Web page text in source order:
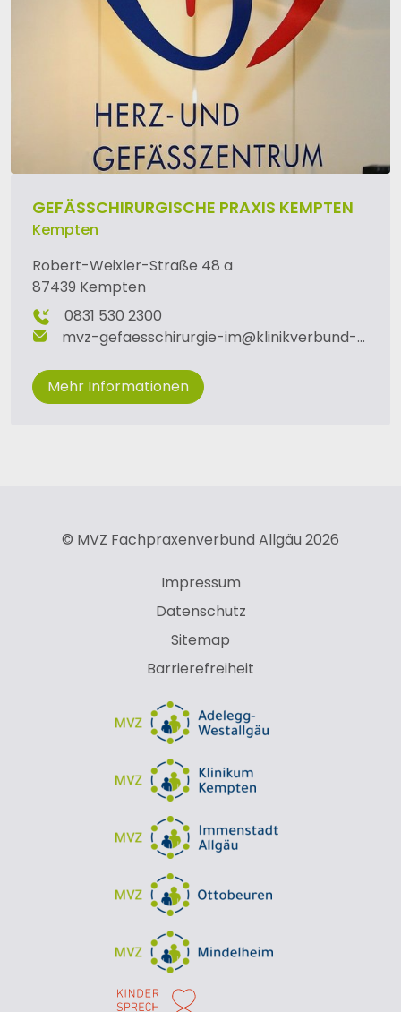
GEFÄSSCHIRURGISCHE PRAXIS KEMPTEN
Kempten
Robert-Weixler-Straße 48 a
87439 Kempten
0831 530 2300
mvz-gefaesschirurgie-im@klinikverbund-allgaeu
Mehr Informationen
© MVZ Fachpraxenverbund Allgäu 2026
Impressum
Datenschutz
Sitemap
Barrierefreiheit